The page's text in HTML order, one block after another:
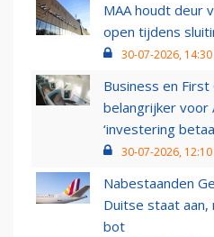
MAA houdt deur
open tijdens
30-07-2026, 14:30
Business en
belangrijker voor
‘investering
30-07-2026, 12:10
Nabestaanden
Duitse staat aan,
bot